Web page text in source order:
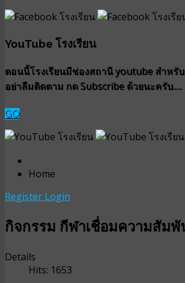
YouTube โรงเรียน
ตอนนี้โรงเรียนมีช่องสถานี youtube สำหรั
อย่าลืมติดตาม กด Subscribe ด้วยนะครับ.....
GO
Home
Register Login
กิจกรรม กีฬาเชื่อมความสัมพั
Details
Hits: 1653